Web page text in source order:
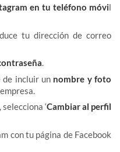
en tu teléfono móvil
tu dirección de correo
.
de incluir un nombre y foto
‘Cambiar al perfil
con tu página de Facebook